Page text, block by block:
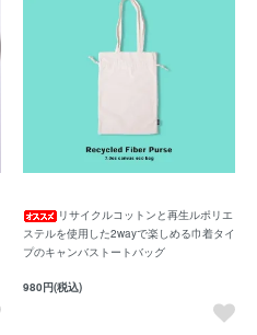
リサイクルコットンと再生ルポリエ
ステルを使用した2wayで楽しめる巾着タイ
プのキャンバストートバッグ
980円(税込)